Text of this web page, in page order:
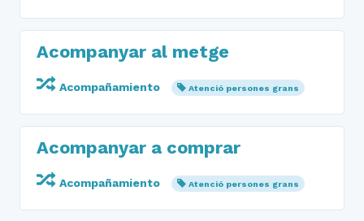
Acompanyar al metge
Acompañamiento Atenció persones grans
Acompanyar a comprar
Acompañamiento Atenció persones grans